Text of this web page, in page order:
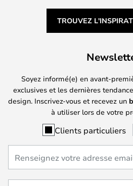
TROUVEZ
Soyez informé(e) en avant-
exclusives et les dernières
design. Inscrivez-vous et recevez un
à utiliser lors de votre
Clients particuliers